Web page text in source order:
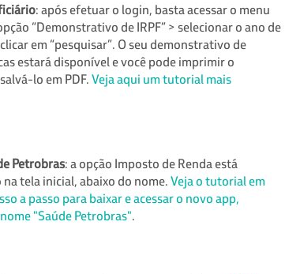
: após efetuar o login, basta acessar o menu
“Demonstrativo de IRPF” > selecionar o ano de
em “pesquisar”. O seu demonstrativo de
estará disponível e você pode imprimir o
lo em PDF.Veja aqui um tutorial mais
Petrobras: a opção Imposto de Renda está
tela inicial, abaixo do nome.Veja o tutorial em
a passo para baixar e acessar o novo app,
"Saúde Petrobras".